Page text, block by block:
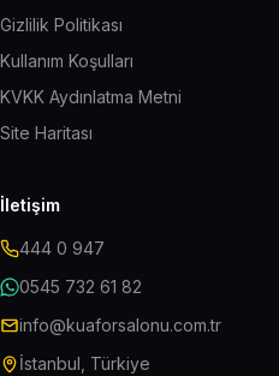
Gizlilik Politikası
Kullanım Koşulları
KVKK Aydınlatma Metni
Site Haritası
İletişim
444 0 947
0545 732 61 82
info@kuaforsalonu.com.tr
İstanbul, Türkiye